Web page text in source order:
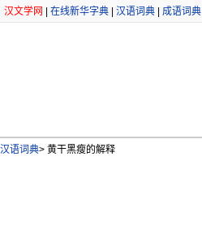
汉文学网 在线新华字典 汉语词典 成语词典
汉语词典> 黄干黑瘦的解释